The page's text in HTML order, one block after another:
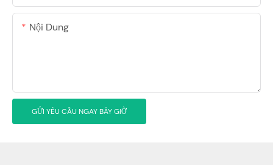
Nội Dung
GỬI YÊU CẦU NGAY BÂY GIỜ